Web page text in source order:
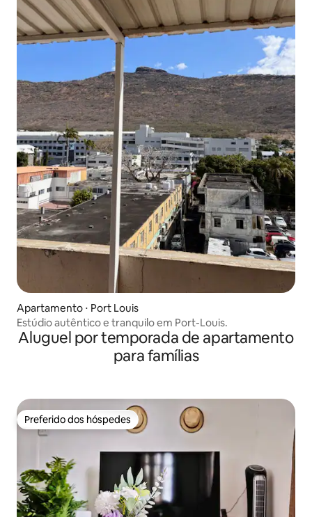
Apartamento ⋅ Port Louis
Estúdio autêntico e tranquilo em Port-Louis.
Aluguel por temporada de apartamento
para famílias
Preferido dos hóspedes
Preferido dos hóspedes